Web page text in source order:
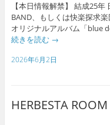
【本日情報解禁】 結成25
BAND、もしくは快楽探求
オリジナルアルバム「blue
続きを読む →
2026年6月2日
HERBESTA